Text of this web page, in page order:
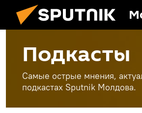
Подкасты
Самые острые мнения,
подкастах Sputnik Молдова.